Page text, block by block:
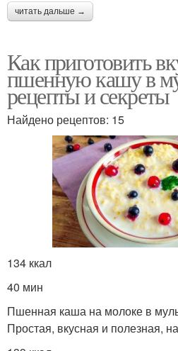
читать дальше →
Как приготовить
пшенную кашу в
рецепты и секреты
Найдено рецептов: 15
134 ккал
40 мин
Пшенная каша на молоке в
Простая, вкусная и полезная,